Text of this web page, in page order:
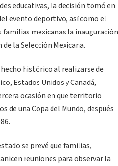
educativas, la decisión tomó en
evento deportivo, así como el
mexicanas la inauguración
la Selección Mexicana.
histórico al realizarse de
Estados Unidos y Canadá,
ocasión en que territorio
de una Copa del Mundo, después
se prevé que familias,
reuniones para observar la